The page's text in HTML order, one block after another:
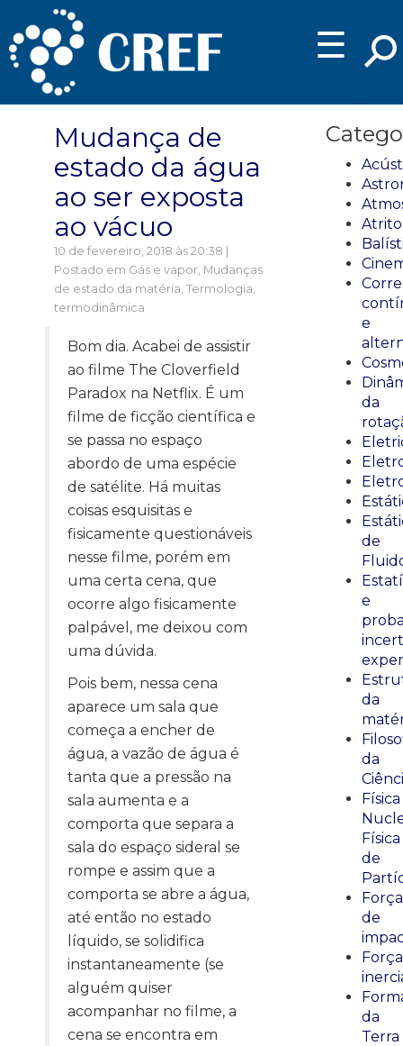
☰
Mudança de
estado da água
ao ser exposta
ao vácuo
10 de fevereiro, 2018 às 20:38 |
Postado em Gás e vapor, Mudanças
de estado da matéria, Termologia,
termodinâmica
Bom dia. Acabei de assistir
ao filme The Cloverfield
Paradox na Netflix. É um
filme de ficção científica e
se passa no espaço
abordo de uma espécie
de satélite. Há muitas
coisas esquisitas e
fisicamente questionáveis
nesse filme, porém em
uma certa cena, que
ocorre algo fisicamente
palpável, me deixou com
uma dúvida.
Pois bem, nessa cena
aparece um sala que
começa a encher de
água, a vazão de água é
tanta que a pressão na
sala aumenta e a
comporta que separa a
sala do espaço sideral se
rompe e assim que a
comporta se abre a água,
até então no estado
líquido, se solidifica
instantaneamente (se
alguém quiser
acompanhar no filme, a
cena se encontra em
Atrito
e
da
de
e
da
da
Física
Física
de
Força
de
da
Terra